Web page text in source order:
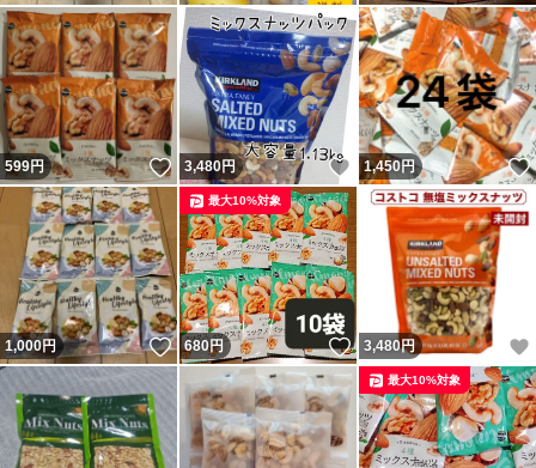
599円 いいね！
3,480円 いいね！
1,450円
1,000円 いいね！
680円 いいね！
最大10%対象
3,480円
最大10%対象